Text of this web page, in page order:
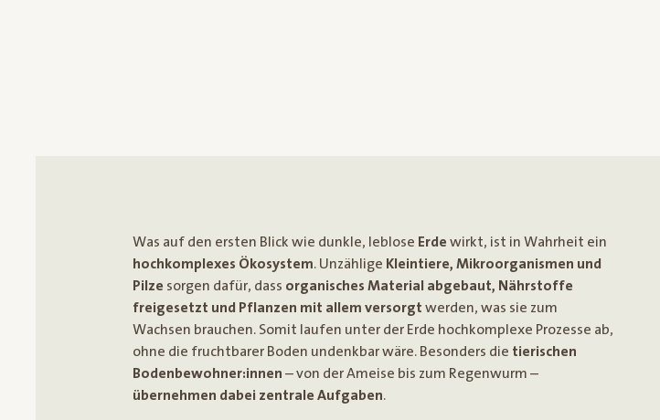
Was auf den ersten Blick wie dunkle, leblose Erde wirkt, ist in Wahrheit ein
hochkomplexes Ökosystem. Unzählige Kleintiere, Mikroorganismen und
Pilze sorgen dafür, dass organisches Material abgebaut, Nährstoffe
freigesetzt und Pflanzen mit allem versorgt werden, was sie zum
Wachsen brauchen. Somit laufen unter der Erde hochkomplexe Prozesse ab,
ohne die fruchtbarer Boden undenkbar wäre. Besonders die tierischen
Bodenbewohner:innen – von der Ameise bis zum Regenwurm –
übernehmen dabei zentrale Aufgaben.